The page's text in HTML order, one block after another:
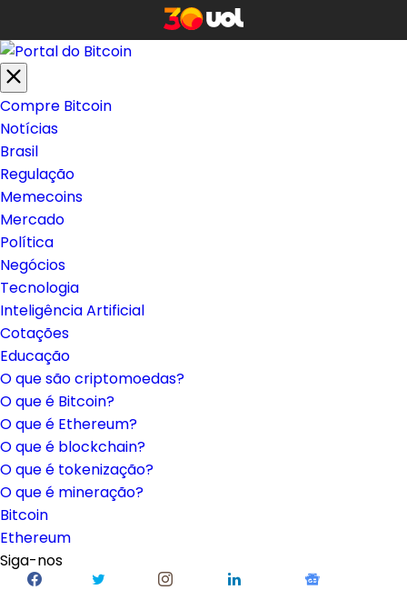
Compre Bitcoin
Notícias
Brasil
Regulação
Memecoins
Mercado
Política
Negócios
Tecnologia
Inteligência Artificial
Cotações
Educação
O que são criptomoedas?
O que é Bitcoin?
O que é Ethereum?
O que é blockchain?
O que é tokenização?
O que é mineração?
Bitcoin
Ethereum
Siga-nos